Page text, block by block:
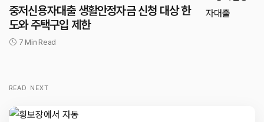
중저신용자대출 생활안정자금 신청 대상 한
도와 주택구입 제한
7 Min Read
READ NEXT